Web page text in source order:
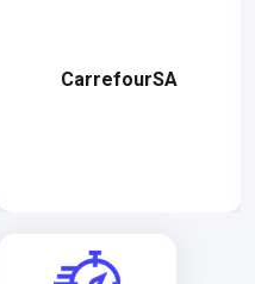
CarrefourSA